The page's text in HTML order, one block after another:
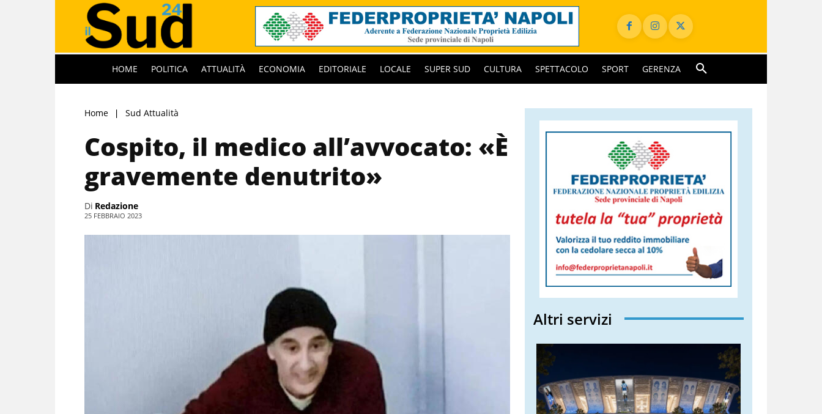
HOME POLITICA ATTUALITÀ ECONOMIA EDITORIALE LOCALE SUPER SUD CULTURA SPETTACOLO SPORT GERENZA
Home Sud Attualità
Cospito, il medico all’avvocato: «È
gravemente denutrito»
Di Redazione
25 FEBBRAIO 2023
Altri servizi